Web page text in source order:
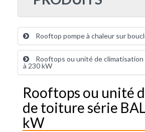
Rooftop pompe à chaleur sur
Rooftops ou unité de
à 230 kW
Rooftops ou unité
de toiture série
kW